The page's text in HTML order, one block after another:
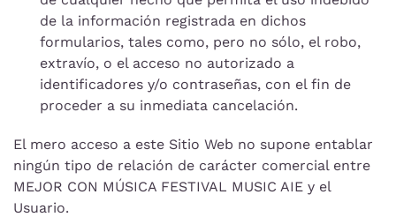
de la información registrada en dichos
formularios, tales como, pero no sólo, el robo,
extravío, o el acceso no autorizado a
identificadores y/o contraseñas, con el fin de
proceder a su inmediata cancelación.
El mero acceso a este Sitio Web no supone entablar
ningún tipo de relación de carácter comercial entre
MEJOR CON MÚSICA FESTIVAL MUSIC AIE y el
Usuario.